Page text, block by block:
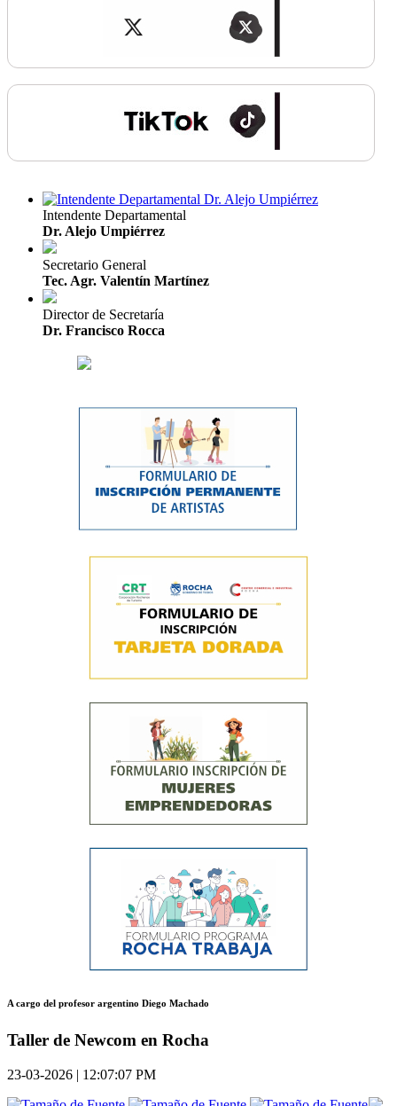
Intendente Departamental
Dr. Alejo Umpiérrez
Secretario General
Tec. Agr. Valentín Martínez
Director de Secretaría
Dr. Francisco Rocca
A cargo del profesor argentino Diego Machado
Taller de Newcom en Rocha
23-03-2026 | 12:07:07 PM